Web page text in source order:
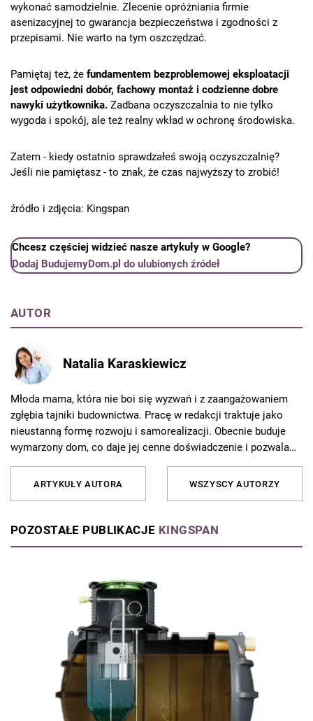
wykonać samodzielnie. Zlecenie opróżniania firmie
asenizacyjnej to gwarancja bezpieczeństwa i zgodności z
przepisami. Nie warto na tym oszczędzać.
Pamiętaj też, że fundamentem bezproblemowej eksploatacji
jest odpowiedni dobór, fachowy montaż i codzienne dobre
nawyki użytkownika. Zadbana oczyszczalnia to nie tylko
wygoda i spokój, ale też realny wkład w ochronę środowiska.
Zatem - kiedy ostatnio sprawdzałeś swoją oczyszczalnię?
Jeśli nie pamiętasz - to znak, że czas najwyższy to zrobić!
źródło i zdjęcia: Kingspan
Chcesz częściej widzieć nasze artykuły w Google?
Dodaj BudujemyDom.pl do ulubionych źródeł
AUTOR
Natalia Karaskiewicz
Młoda mama, która nie boi się wyzwań i z zaangażowaniem
zgłębia tajniki budownictwa. Pracę w redakcji traktuje jako
nieustanną formę rozwoju i samorealizacji. Obecnie buduje
wymarzony dom, co daje jej cenne doświadczenie i pozwala
jeszcze lepiej rozumieć potrzeby czytelników. Od 10 lat
związana z Grupą AVT, gdzie redaguje artykuły i porady
zagadnienia w przystępny sposób. Poza pracą najchętniej
spędza czas z rodziną podczas weekendowych wycieczek.
ARTYKUŁY AUTORA WSZYSCY AUTORZY
POZOSTAŁE PUBLIKACJE KINGSPAN